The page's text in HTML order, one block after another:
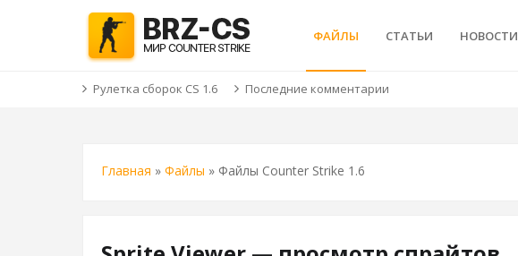
ФАЙЛЫ СТАТЬИ НОВОСТИ
Рулетка сборок CS 1.6 Последние комментарии
Главная » Файлы » Файлы Counter Strike 1.6